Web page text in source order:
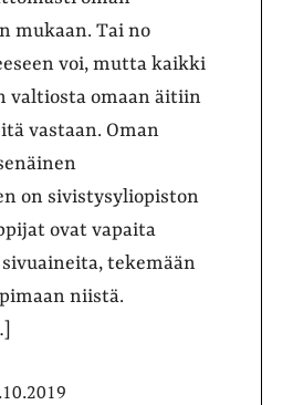
mukaan. Tai no
voi, mutta kaikki
valtiosta omaan äitiin
vastaan. Oman
on sivistysyliopiston
ovat vapaita
tekemään
niistä.